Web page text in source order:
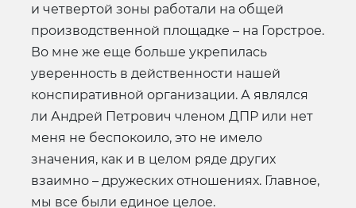
и четвертой зоны работали на общей
производственной площадке – на Горстрое.
Во мне же еще больше укрепилась
уверенность в действенности нашей
конспиративной организации. А являлся
ли Андрей Петрович членом ДПР или нет
меня не беспокоило, это не имело
значения, как и в целом ряде других
взаимно – дружеских отношениях. Главное,
мы все были единое целое.